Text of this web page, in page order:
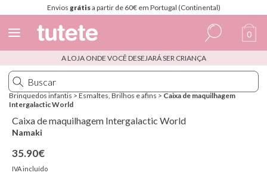
Envios grátisa partir de 60€ em Portugal (Continental)
Espanhol
Italiano
Inglês
0
A LOJA ONDE VOCÊ DESEJARÁ SER CRIANÇA
Brinquedos infantis > Esmaltes, Brilhos e afins > Caixa de maquilhagem
Intergalactic World
Caixa de maquilhagem Intergalactic World
Namaki
35.90€
IVA incluído